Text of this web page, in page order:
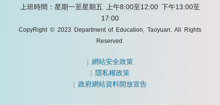
上班時間：星期一至星期五 上午8:00至12:00 下午13:00至
17:00
CopyRight © 2023 Department of Education, Taoyuan. All Rights
Reserved.
|網站安全政策
| 隱私權政策
|政府網站資料開放宣告